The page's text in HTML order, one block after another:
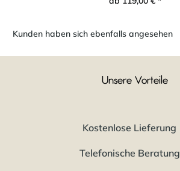
Kunden haben sich ebenfalls angesehen
Unsere Vorteile
Kostenlose Lieferung
Telefonische Beratung